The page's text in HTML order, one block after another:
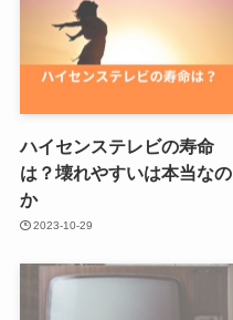
ハイセンステレビの寿命
は？壊れやすいは本当なの
か
2023-10-29